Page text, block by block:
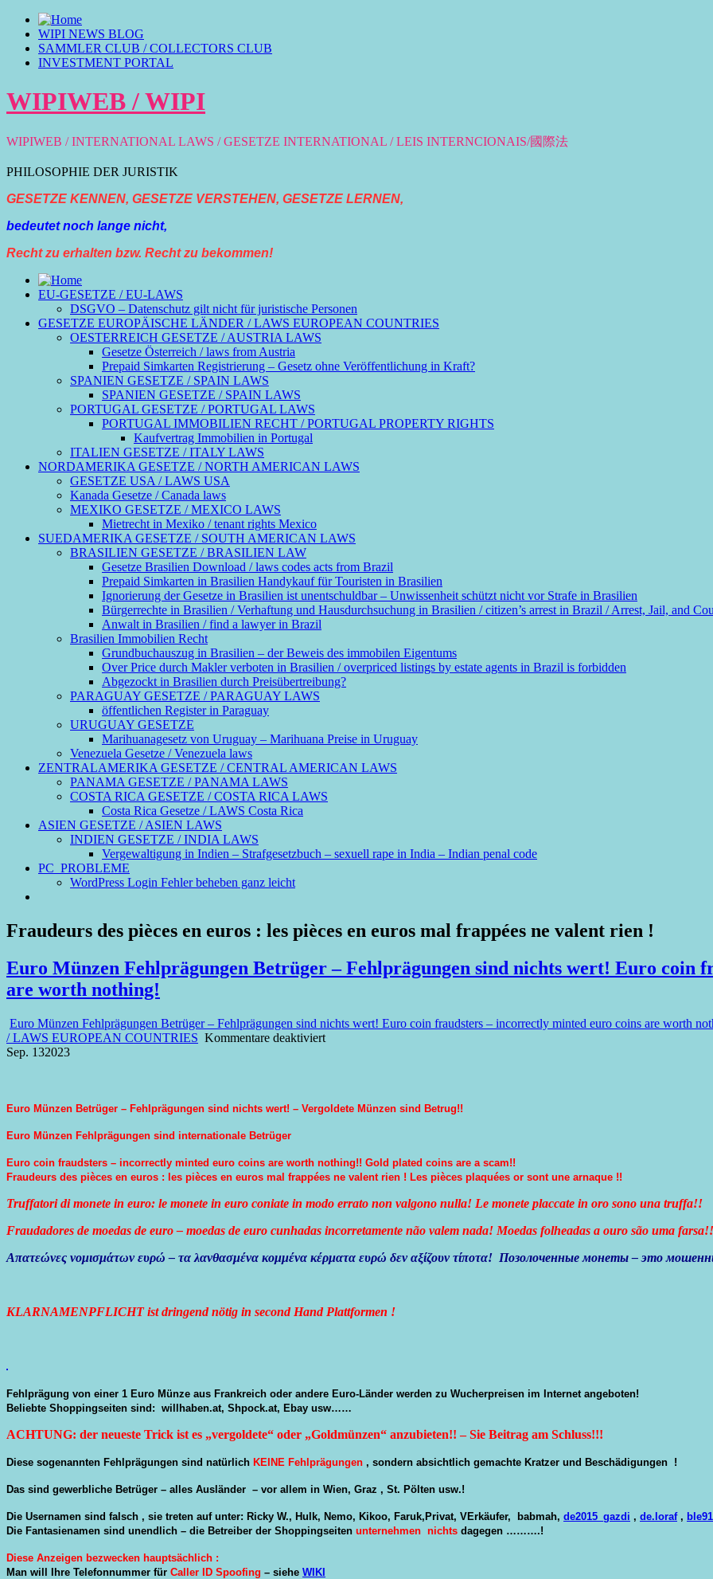
WIPI NEWS BLOG
SAMMLER CLUB / COLLECTORS CLUB
INVESTMENT PORTAL
WIPIWEB / WIPI
WIPIWEB / INTERNATIONAL LAWS / GESETZE INTERNATIONAL / LEIS INTERNCIONAIS/國際法
PHILOSOPHIE DER JURISTIK
GESETZE KENNEN, GESETZE VERSTEHEN, GESETZE LERNEN,
bedeutet noch lange nicht,
Recht zu erhalten bzw. Recht zu bekommen!
EU-GESETZE / EU-LAWS
DSGVO – Datenschutz gilt nicht für juristische Personen
GESETZE EUROPÄISCHE LÄNDER / LAWS EUROPEAN COUNTRIES
OESTERREICH GESETZE / AUSTRIA LAWS
Gesetze Österreich / laws from Austria
Prepaid Simkarten Registrierung – Gesetz ohne Veröffentlichung in Kraft?
SPANIEN GESETZE / SPAIN LAWS
SPANIEN GESETZE / SPAIN LAWS
PORTUGAL GESETZE / PORTUGAL LAWS
PORTUGAL IMMOBILIEN RECHT / PORTUGAL PROPERTY RIGHTS
Kaufvertrag Immobilien in Portugal
ITALIEN GESETZE / ITALY LAWS
NORDAMERIKA GESETZE / NORTH AMERICAN LAWS
GESETZE USA / LAWS USA
Kanada Gesetze / Canada laws
MEXIKO GESETZE / MEXICO LAWS
Mietrecht in Mexiko / tenant rights Mexico
SUEDAMERIKA GESETZE / SOUTH AMERICAN LAWS
BRASILIEN GESETZE / BRASILIEN LAW
Gesetze Brasilien Download / laws codes acts from Brazil
Prepaid Simkarten in Brasilien Handykauf für Touristen in Brasilien
Ignorierung der Gesetze in Brasilien ist unentschuldbar – Unwissenheit schützt nicht vor Strafe in Brasilien
Bürgerrechte in Brasilien / Verhaftung und Hausdurchsuchung in Brasilien / citizen’s arrest in Brazil / Arrest, Jail, and
Anwalt in Brasilien / find a lawyer in Brazil
Brasilien Immobilien Recht
Grundbuchauszug in Brasilien – der Beweis des immobilen Eigentums
Over Price durch Makler verboten in Brasilien / overpriced listings by estate agents in Brazil is forbidden
Abgezockt in Brasilien durch Preisübertreibung?
PARAGUAY GESETZE / PARAGUAY LAWS
öffentlichen Register in Paraguay
URUGUAY GESETZE
Marihuanagesetz von Uruguay – Marihuana Preise in Uruguay
Venezuela Gesetze / Venezuela laws
ZENTRALAMERIKA GESETZE / CENTRAL AMERICAN LAWS
PANAMA GESETZE / PANAMA LAWS
COSTA RICA GESETZE / COSTA RICA LAWS
Costa Rica Gesetze / LAWS Costa Rica
ASIEN GESETZE / ASIEN LAWS
INDIEN GESETZE / INDIA LAWS
Vergewaltigung in Indien – Strafgesetzbuch – sexuell rape in India – Indian penal code
PC_PROBLEME
WordPress Login Fehler beheben ganz leicht
Fraudeurs des pièces en euros : les pièces en euros mal frappées ne valent rien !
Euro Münzen Fehlprägungen Betrüger – Fehlprägungen sind nichts wert! Euro coin
are worth nothing!
Euro Münzen Fehlprägungen Betrüger – Fehlprägungen sind nichts wert! Euro coin fraudsters – incorrectly minted euro coins are worth
/ LAWS EUROPEAN COUNTRIES Kommentare deaktiviertfür
–
wert!
Euro
fraudsters
–
incorrectly
euro
worth
Sep. 132023
Euro Münzen Betrüger – Fehlprägungen sind nichts wert! – Vergoldete Münzen sind Betrug!!
Euro Münzen Fehlprägungen sind internationale Betrüger
Euro coin fraudsters – incorrectly minted euro coins are worth nothing!! Gold plated coins are a scam!!
Fraudeurs des pièces en euros : les pièces en euros mal frappées ne valent rien ! Les pièces plaquées or sont une arnaque !!
Truffatori di monete in euro: le monete in euro coniate in modo errato non valgono nulla! Le monete placcate in oro sono una truffa!!
Fraudadores de moedas de euro – moedas de euro cunhadas incorretamente não valem nada! Moedas folheadas a ouro são uma farsa!!
Απατεώνες νομισμάτων ευρώ – τα λανθασμένα κομμένα κέρματα ευρώ δεν αξίζουν τίποτα! Позолоченные монеты – это
KLARNAMENPFLICHT ist dringend nötig in second Hand Plattformen !
Fehlprägung von einer 1 Euro Münze aus Frankreich oder andere Euro-Länder werden zu Wucherpreisen im Internet angeboten!
Beliebte Shoppingseiten sind: willhaben.at, Shpock.at, Ebay usw……
ACHTUNG: der neueste Trick ist es „vergoldete“ oder „Goldmünzen“ anzubieten!! – Sie Beitrag am Schluss!!!
Diese sogenannten Fehlprägungen sind natürlich KEINE Fehlprägungen , sondern absichtlich gemachte Kratzer und Beschädigungen !
Das sind gewerbliche Betrüger – alles Ausländer – vor allem in Wien, Graz , St. Pölten usw.!
Die Usernamen sind falsch , sie treten auf unter: Ricky W., Hulk, Nemo, Kikoo, Faruk,Privat, VErkäufer, babmah, de2015_gazdi , de.loraf,
Die Fantasienamen sind unendlich – die Betreiber der Shoppingseiten unternehmen nichts dagegen ……….!
Diese Anzeigen bezwecken hauptsächlich :
Man will Ihre Telefonnummer für Caller ID Spoofing – siehe WIKI